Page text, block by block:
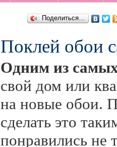
Поделиться…
Поклей обои
Одним из
свой дом или
на новые обои.
сделать это
понравились не